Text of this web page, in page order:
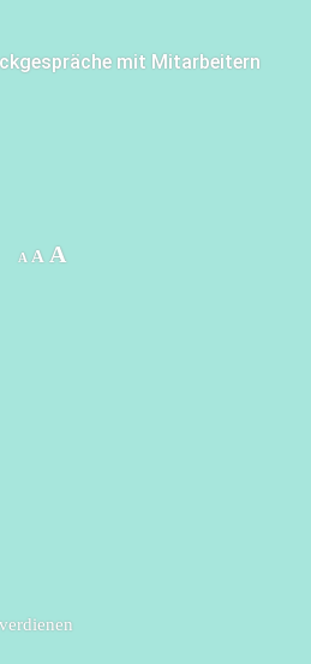
mit Mitarbeitern
A Decrease
A Reset
AIncrease